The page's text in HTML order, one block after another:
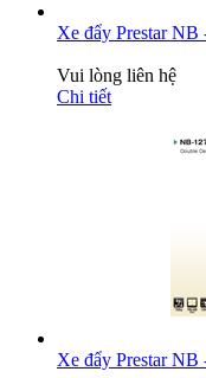
Xe đẩy Prestar NB
Vui lòng liên hệ
Chi tiết
Xe đẩy Prestar NB